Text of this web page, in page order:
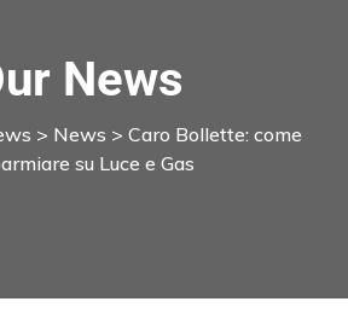
News
> News > Caro Bollette: come
su Luce e Gas